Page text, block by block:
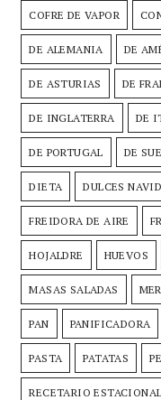
COFRE DE VAPOR
DE ALEMANIA DE
DE ASTURIAS DE
DE INGLATERRA DE
DE PORTUGAL DE
DIETA DULCES
FREIDORA DE AIRE
HOJALDRE HUEVOS
MASAS SALADAS
PAN PANIFICADORA
PASTA PATATAS
RECETARIO ESTACIONAL